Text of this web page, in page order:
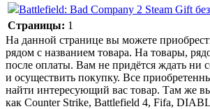
Battlefield: Bad Company 2 Steam Gift
Страницы: 1
На данной странице вы можете
рядом с названием товара. На товары,
после оплаты. Вам не придётся ждать ни
и осуществить покупку. Все
найти интересующий вас товар. Там же
как Counter Strike, Battlefield 4, Fifa,